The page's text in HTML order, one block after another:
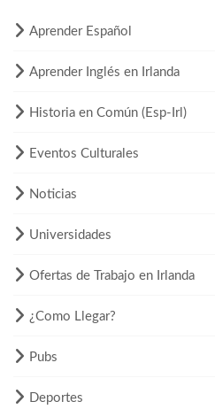
Aprender Español
Aprender Inglés en Irlanda
Historia en Común (Esp-Irl)
Eventos Culturales
Noticias
Universidades
Ofertas de Trabajo en Irlanda
¿Como Llegar?
Pubs
Deportes